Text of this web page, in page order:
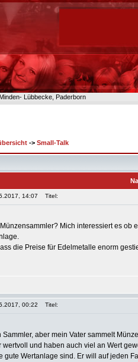
Lübbecke, Paderborn
-> Small-Talk
14:07 Titel:
Mich interessiert es
die Preise für Edelmetalle enorm
00:22 Titel:
Sammler, aber mein Vater sammelt
wertvoll und haben auch viel an Wert
gute Wertanlage sind. Er will auf jeden